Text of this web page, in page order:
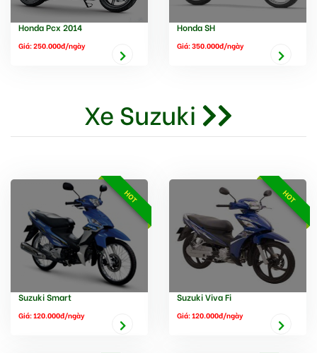
Honda Pcx 2014
Giá: 250.000đ/ngày
Honda SH
Giá: 350.000đ/ngày
Xe Suzuki
HOT
Suzuki Smart
Giá: 120.000đ/ngày
HOT
Suzuki Viva Fi
Giá: 120.000đ/ngày